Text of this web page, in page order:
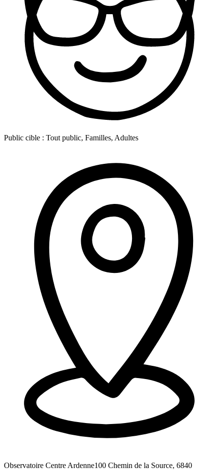
Public cible : Tout public, Familles, Adultes
Observatoire Centre Ardenne100 Chemin de la Source, 6840